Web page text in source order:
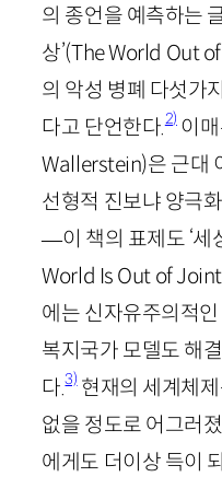
의 종언을 예측하는
상’(TheWorld Outof
의 악성 병폐 다섯가
다고 단언한다.2)이매
Wallerstein)은 근대
선형적 진보냐 양극
—이 책의 표제도 ‘세
World Is Out ofJoint
에는 신자유주의적
복지국가 모델도 해
다.3)현재의 세계체
없을 정도로 어그러
에게도 더이상 득이